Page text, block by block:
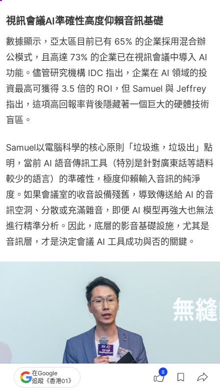
視訊會議AI準確性高度仰賴音訊基礎
數據顯示，亞太區目前已有 65% 的企業採用混合辦
公模式，且高達 73% 的企業已在視訊會議中導入 AI
功能。儘管研究機構 IDC 指出，企業在 AI 領域的投
資最高可獲得 3.5 倍的 ROI，但 Samuel 與 Jeffrey
指出，這項高回報率背後隱藏著一個巨大的硬體技術
盲區。
Samuel以電腦科學的核心原則「垃圾進，垃圾出」點
明，當前 AI 語音傳訊工具（特別是針對廣東話等語料
較少的語言）的準確性，極度仰賴輸入音訊的純淨
度。如果會議室的收音設備殘舊，導致傳送給 AI 的音
訊空洞、分散或充滿雜音，即便 AI 模型再強大也無法
進行精準分析。因此，底層的影音基礎設施，尤其是
音訊層，才是決定會議 AI 工具成功與否的關鍵。
在Google
追蹤《香港01》
8